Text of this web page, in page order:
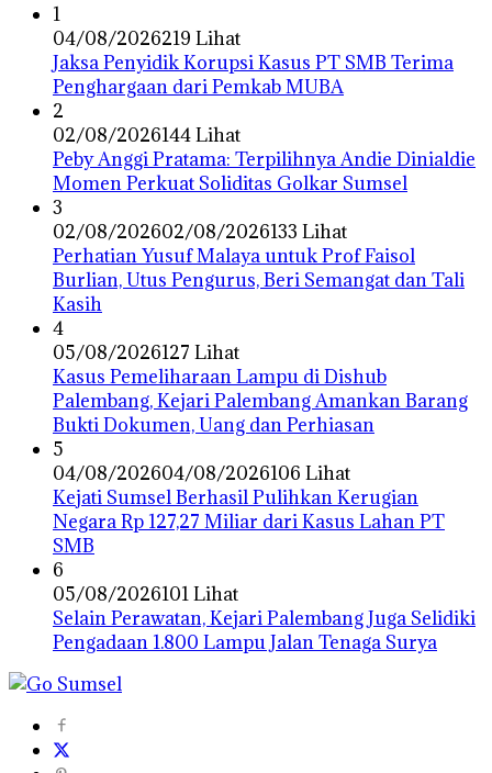
1
04/08/2026219 Lihat
Jaksa Penyidik Korupsi Kasus PT SMB Terima
Penghargaan dari Pemkab MUBA
2
02/08/2026144 Lihat
Peby Anggi Pratama: Terpilihnya Andie Dinialdie
Momen Perkuat Soliditas Golkar Sumsel
3
02/08/202602/08/2026133 Lihat
Perhatian Yusuf Malaya untuk Prof Faisol
Burlian, Utus Pengurus, Beri Semangat dan Tali
Kasih
4
05/08/2026127 Lihat
Kasus Pemeliharaan Lampu di Dishub
Palembang, Kejari Palembang Amankan Barang
Bukti Dokumen, Uang dan Perhiasan
5
04/08/202604/08/2026106 Lihat
Kejati Sumsel Berhasil Pulihkan Kerugian
Negara Rp 127,27 Miliar dari Kasus Lahan PT
SMB
6
05/08/2026101 Lihat
Selain Perawatan, Kejari Palembang Juga Selidiki
Pengadaan 1.800 Lampu Jalan Tenaga Surya